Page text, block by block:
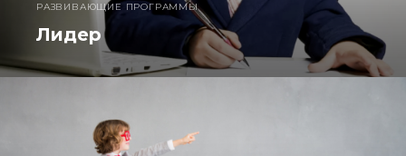
РАЗВИВАЮЩИЕ ПРОГРАММЫ
Лидер